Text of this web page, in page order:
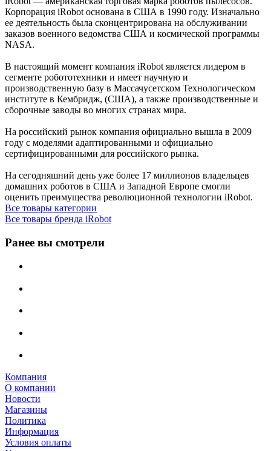
Корпорация iRobot основана в США в 1990 году. Изначально
ее деятельность была сконцентрирована на обслуживании
заказов военного ведомства США и космической программы
NASA.
В настоящий момент компания iRobot является лидером в
сегменте робототехники и имеет научную и
производственную базу в Массачусетском Технологическом
институте в Кембридж, (США), а также производственные и
сборочные заводы во многих странах мира.
На российский рынок компания официально вышла в 2009
году с моделями адаптированными и официально
сертифицированными для российского рынка.
На сегодняшний день уже более 17 миллионов владельцев
домашних роботов в CША и Западной Европе смогли
оценить преимущества революционной технологии iRobot.
Все товары категории
Все товары бренда iRobot
Ранее вы смотрели
Компания
О компании
Новости
Магазины
Политика
Информация
Условия оплаты